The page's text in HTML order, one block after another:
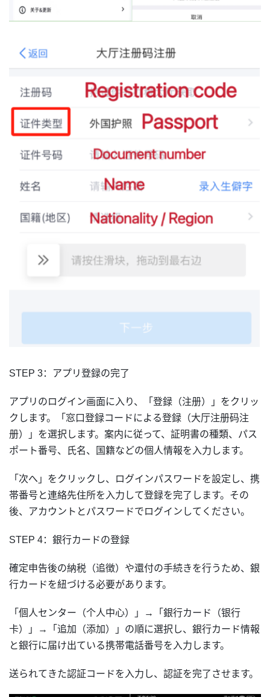
STEP 3：アプリ登録の完了
アプリのログイン画面に入り、「登録（注册）」をクリッ
クします。「窓口登録コードによる登録（大厅注册码注
册）」を選択します。案内に従って、証明書の種類、パス
ポート番号、氏名、国籍などの個人情報を入力します。
「次へ」をクリックし、ログインパスワードを設定し、携
帯番号と連絡先住所を入力して登録を完了します。その
後、アカウントとパスワードでログインしてください。
STEP 4：銀行カードの登録
確定申告後の納税（追徴）や還付の手続きを行うため、銀
行カードを紐づける必要があります。
「個人センター（个人中心）」→「銀行カード（银行
卡）」→「追加（添加）」の順に選択し、銀行カード情報
と銀行に届け出ている携帯電話番号を入力します。
送られてきた認証コードを入力し、認証を完了させます。